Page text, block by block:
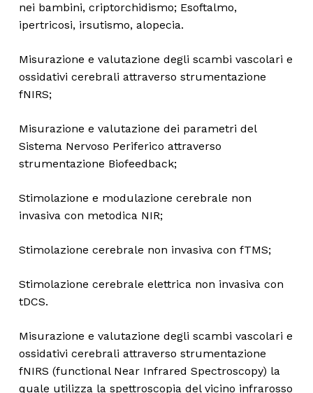
nei bambini, criptorchidismo; Esoftalmo,
ipertricosi, irsutismo, alopecia.
Misurazione e valutazione degli scambi vascolari e
ossidativi cerebrali attraverso strumentazione
fNIRS;
Misurazione e valutazione dei parametri del
Sistema Nervoso Periferico attraverso
strumentazione Biofeedback;
Stimolazione e modulazione cerebrale non
invasiva con metodica NIR;
Stimolazione cerebrale non invasiva con fTMS;
Stimolazione cerebrale elettrica non invasiva con
tDCS.
Misurazione e valutazione degli scambi vascolari e
ossidativi cerebrali attraverso strumentazione
fNIRS (functional Near Infrared Spectroscopy) la
quale utilizza la spettroscopia del vicino infrarosso